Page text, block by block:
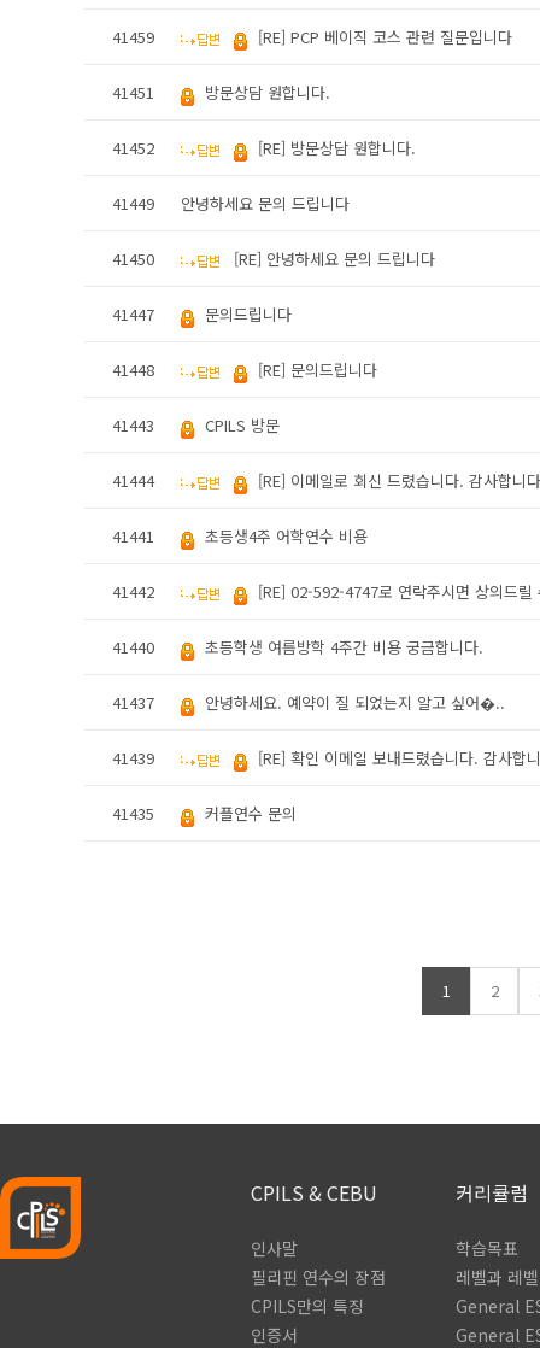
41459 [RE] PCP 베이직 코스 관련 질문입니다
41451 방문상담 원합니다.
41452 [RE] 방문상담 원합니다.
41449 안녕하세요 문의 드립니다
41450 [RE] 안녕하세요 문의 드립니다
41447 문의드립니다
41448 [RE] 문의드립니다
41443 CPILS 방문
41444 [RE] 이메일로 회신 드렸습니다. 감사합니
41441 초등생4주 어학연수 비용
41442 [RE] 02-592-4747로 연락주시면 상의드릴
41440 초등학생 여름방학 4주간 비용 궁금합니다.
41437 안녕하세요. 예약이 질 되었는지 알고 싶어�..
41439 [RE] 확인 이메일 보내드렸습니다. 감사합
41435 커플연수 문의
1 2
CPILS & CEBU
인사말
필리핀 연수의 장점
CPILS만의 특징
인증서
커리큘럼
학습목표
레벨과 레
General
General